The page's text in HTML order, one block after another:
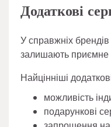
Додаткові
У справжніх
залишають приємне
Найцінніші
можливість
подарункові